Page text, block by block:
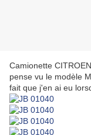
Camionette
pense vu le modèle
fait que j'en ai eu